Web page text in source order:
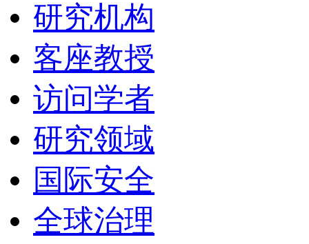
研究机构
客座教授
访问学者
研究领域
国际安全
全球治理